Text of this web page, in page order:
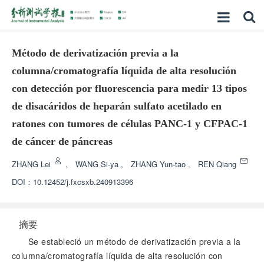
Método de derivatización previa a la
columna/cromatografía líquida de alta resolución
con detección por fluorescencia para medir 13 tipos
de disacáridos de heparán sulfato acetilado en
ratones con tumores de células PANC-1 y CFPAC-1
de cáncer de páncreas
ZHANG Lei , WANG Si-ya , ZHANG Yun-tao ,
REN Qiang
DOI： 10.12452/j.fxcsxb.240913396
摘要
Se estableció un método de derivatización previa a la
columna/cromatografía líquida de alta resolución con